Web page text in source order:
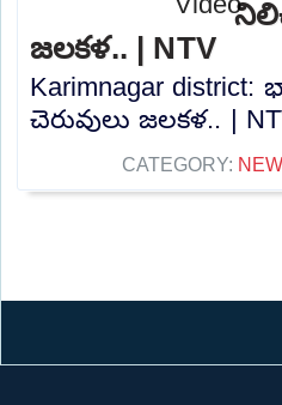
జలకళ.. | NTV
Karimnagar
చెరువులు జలకళ.. |
CATEGORY: